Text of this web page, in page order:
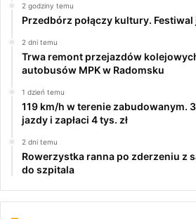
2 godziny temu
Przedbórz połączy kultury.
2 dni temu
Trwa remont przejazdów
autobusów MPK w Radomsku
1 dzień temu
119 km/h w terenie zabudowanym.
jazdy i zapłaci 4 tys. zł
2 dni temu
Rowerzystka ranna po zderzeniu z
do szpitala